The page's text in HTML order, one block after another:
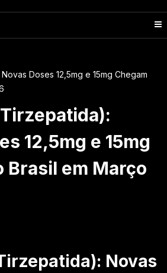
Doses 12,5mg e 15mg Chegam
12,5mg e 15mg
Brasil em Março
Novas